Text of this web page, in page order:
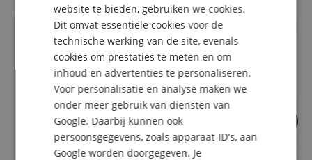
4
Kirstein Pedalboard-Case
23
Pronomic Stage
ITALIAN
SPANISH
website te bieden, gebruiken we cookies.
Dit omvat essentiële cookies voor de
technische werking van de site, evenals
cookies om prestaties te meten en om
inhoud en advertenties te personaliseren.
Voor personalisatie en analyse maken we
onder meer gebruik van diensten van
Google. Daarbij kunnen ook
persoonsgegevens, zoals apparaat-ID's, aan
Google worden doorgegeven. Je